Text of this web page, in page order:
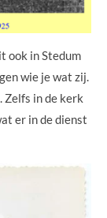
ook in Stedum
wie je wat zij.
Zelfs in de kerk
er in de dienst